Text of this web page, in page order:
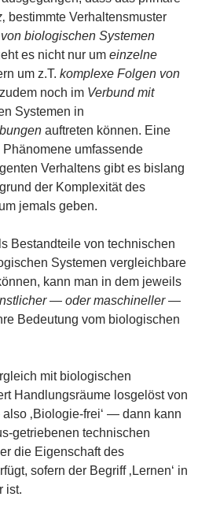
‚ bestimmte Verhaltensmuster
biologischen Systemen
es nicht nur um einzelne
um z.T. komplexe Folgen von
noch im Verbund mit
Systemen in
auftreten können. Eine
umfassende
Verhaltens gibt es bislang
der Komplexität des
jemals geben.
Bestandteile von technischen
Systemen vergleichbare
kann man in dem jeweils
— oder maschineller —
Bedeutung vom biologischen
mit biologischen
Handlungsräume losgelöst von
‚Biologie-frei‘ — dann kann
getriebenen technischen
die Eigenschaft des
sofern der Begriff ‚Lernen‘ in
ist.